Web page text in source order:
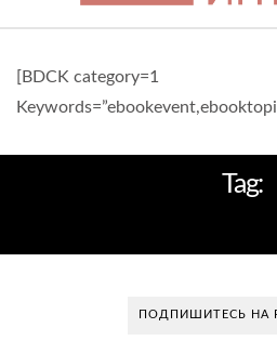
[BDCK category=1
Tag:
ПОДПИШИТЕСЬ НА